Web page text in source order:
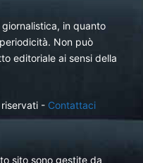
in quanto
Non può
editoriale ai sensi della
- Contattaci
sito sono gestite da